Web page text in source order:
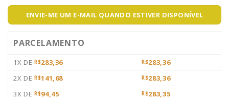
ENVIE-ME UM E-MAIL QUANDO ESTIVER DISPONÍVEL
PARCELAMENTO
1X DE R$283,36 R$283,36
2X DE R$141,68 R$283,36
3X DE R$94,45 R$283,35